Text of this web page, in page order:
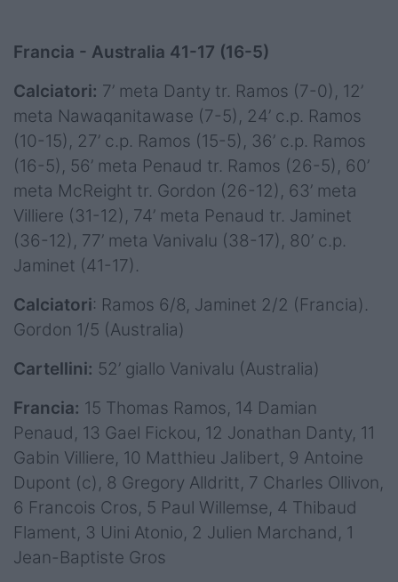
Francia - Australia 41-17 (16-5)
Calciatori: 7’ meta Danty tr. Ramos (7-0), 12’
meta Nawaqanitawase (7-5), 24’ c.p. Ramos
(10-15), 27’ c.p. Ramos (15-5), 36’ c.p. Ramos
(16-5), 56’ meta Penaud tr. Ramos (26-5), 60’
meta McReight tr. Gordon (26-12), 63’ meta
Villiere (31-12), 74’ meta Penaud tr. Jaminet
(36-12), 77’ meta Vanivalu (38-17), 80’ c.p.
Jaminet (41-17).
Calciatori: Ramos 6/8, Jaminet 2/2 (Francia).
Gordon 1/5 (Australia)
Cartellini: 52’ giallo Vanivalu (Australia)
Francia: 15 Thomas Ramos, 14 Damian
Penaud, 13 Gael Fickou, 12 Jonathan Danty, 11
Gabin Villiere, 10 Matthieu Jalibert, 9 Antoine
Dupont (c), 8 Gregory Alldritt, 7 Charles Ollivon,
6 Francois Cros, 5 Paul Willemse, 4 Thibaud
Flament, 3 Uini Atonio, 2 Julien Marchand, 1
Jean-Baptiste Gros